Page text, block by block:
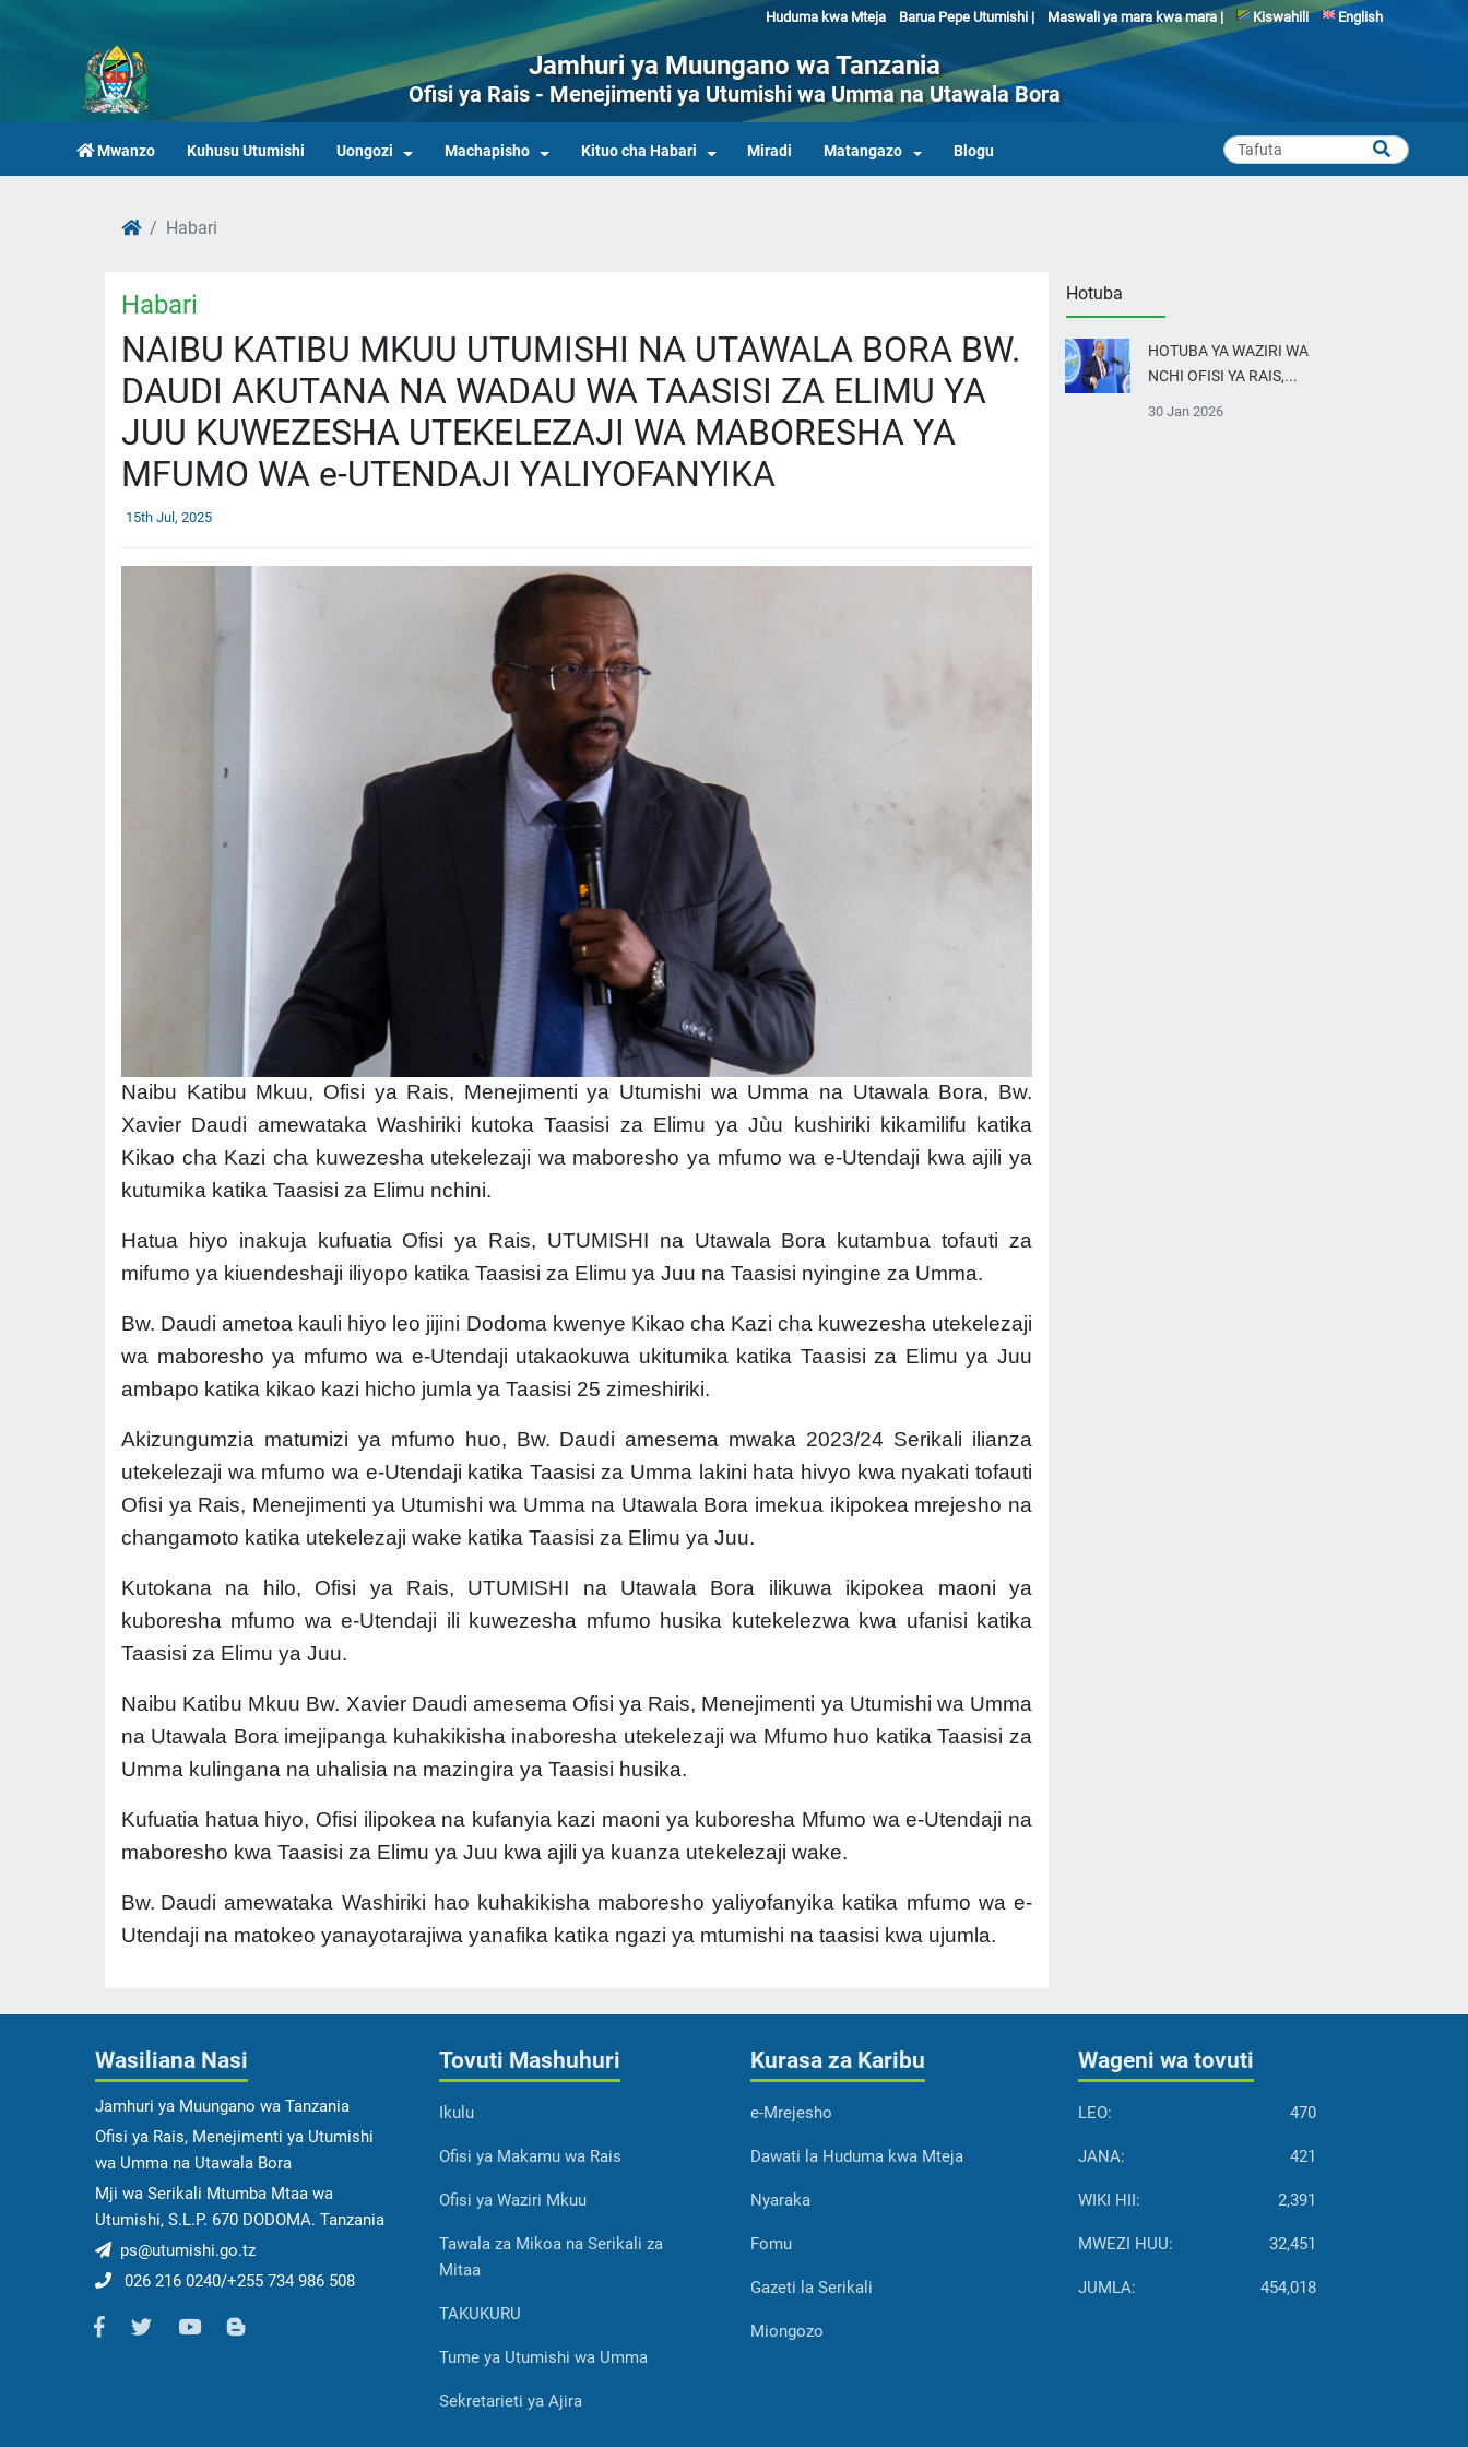
English
Kiswahili
Maswali ya mara kwa mara |
Barua Pepe Utumishi |
Huduma kwa Mteja
Jamhuri ya Muungano wa Tanzania
Ofisi ya Rais - Menejimenti ya Utumishi wa Umma na Utawala Bora
Mwanzo Kuhusu Utumishi Uongozi Machapisho Kituo cha Habari Miradi Matangazo Blogu
Habari
Habari
NAIBU KATIBU MKUU UTUMISHI NA UTAWALA BORA BW.
DAUDI AKUTANA NA WADAU WA TAASISI ZA ELIMU YA
JUU KUWEZESHA UTEKELEZAJI WA MABORESHA YA
MFUMO WA e-UTENDAJI YALIYOFANYIKA
15th Jul, 2025
Naibu Katibu Mkuu, Ofisi ya Rais, Menejimenti ya Utumishi wa Umma na Utawala Bora, Bw.
Xavier Daudi amewataka Washiriki kutoka Taasisi za Elimu ya Jùu kushiriki kikamilifu katika
Kikao cha Kazi cha kuwezesha utekelezaji wa maboresho ya mfumo wa e-Utendaji kwa ajili ya
kutumika katika Taasisi za Elimu nchini.
Hatua hiyo inakuja kufuatia Ofisi ya Rais, UTUMISHI na Utawala Bora kutambua tofauti za
mifumo ya kiuendeshaji iliyopo katika Taasisi za Elimu ya Juu na Taasisi nyingine za Umma.
Bw. Daudi ametoa kauli hiyo leo jijini Dodoma kwenye Kikao cha Kazi cha kuwezesha utekelezaji
wa maboresho ya mfumo wa e-Utendaji utakaokuwa ukitumika katika Taasisi za Elimu ya Juu
ambapo katika kikao kazi hicho jumla ya Taasisi 25 zimeshiriki.
Akizungumzia matumizi ya mfumo huo, Bw. Daudi amesema mwaka 2023/24 Serikali ilianza
utekelezaji wa mfumo wa e-Utendaji katika Taasisi za Umma lakini hata hivyo kwa nyakati tofauti
Ofisi ya Rais, Menejimenti ya Utumishi wa Ummana Utawala Bora imekua ikipokea mrejesho na
changamoto katika utekelezaji wake katika Taasisi za Elimu ya Juu.
Kutokana na hilo, Ofisi ya Rais, UTUMISHI na Utawala Bora ilikuwa ikipokea maoni ya
kuboresha mfumo wa e-Utendaji ili kuwezesha mfumo husika kutekelezwa kwa ufanisi katika
Taasisi za Elimu ya Juu.
Naibu Katibu Mkuu Bw. Xavier Daudi amesema Ofisi ya Rais, Menejimenti ya Utumishi wa Umma
na Utawala Bora imejipanga kuhakikisha inaboresha utekelezaji wa Mfumo huo katika Taasisi za
Umma kulingana na uhalisia na mazingira ya Taasisi husika.
Kufuatia hatua hiyo, Ofisi ilipokea na kufanyia kazi maoni ya kuboresha Mfumo wa e-Utendaji na
maboresho kwa Taasisi za Elimu ya Juu kwa ajili ya kuanza utekelezaji wake.
Bw. Daudi amewataka Washiriki hao kuhakikisha maboresho yaliyofanyika katika mfumo wa e-
Utendaji na matokeo yanayotarajiwa yanafika katika ngazi ya mtumishi na taasisi kwa ujumla.
Hotuba
HOTUBA YA WAZIRI WA
NCHI OFISI YA RAIS,...
30 Jan 2026
Wasiliana Nasi
Jamhuri ya Muungano wa Tanzania
Ofisi ya Rais, Menejimenti ya Utumishi
wa Umma na Utawala Bora
Mji wa Serikali Mtumba Mtaa wa
Utumishi, S.L.P. 670 DODOMA. Tanzania
ps@utumishi.go.tz
026 216 0240/+255 734 986 508
Tovuti Mashuhuri
Ikulu
Ofisi ya Makamu wa Rais
Ofisi ya Waziri Mkuu
Tawala za Mikoa na Serikali za
Mitaa
TAKUKURU
Tume ya Utumishi wa Umma
Sekretarieti ya Ajira
Kurasa za Karibu
e-Mrejesho
Dawati la Huduma kwa Mteja
Nyaraka
Fomu
Gazeti la Serikali
Miongozo
Wageni wa tovuti
LEO: 470
JANA: 421
WIKI HII: 2,391
MWEZI HUU: 32,451
JUMLA: 454,018